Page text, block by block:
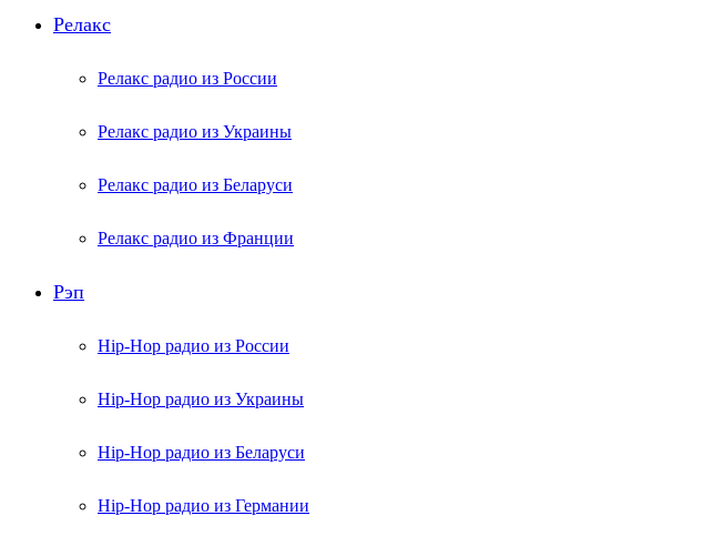
Релакс
Релакс радио из России
Релакс радио из Украины
Релакс радио из Беларуси
Релакс радио из Франции
Рэп
Hip-Hop радио из России
Hip-Hop радио из Украины
Hip-Hop радио из Беларуси
Hip-Hop радио из Германии